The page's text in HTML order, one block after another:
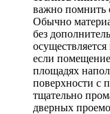
важно помнить
Обычно
без
если
площадях
поверхности с
тщательно
дверных